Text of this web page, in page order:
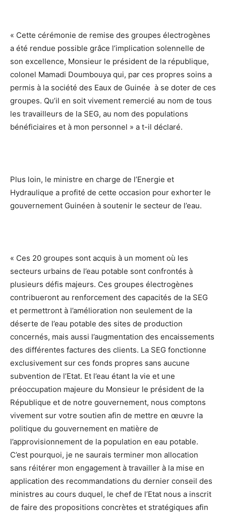
« Cette cérémonie de remise des groupes électrogènes
a été rendue possible grâce l’implication solennelle de
son excellence, Monsieur le président de la république,
colonel Mamadi Doumbouya qui, par ces propres soins a
permis à la société des Eaux de Guinée à se doter de ces
groupes. Qu’il en soit vivement remercié au nom de tous
les travailleurs de la SEG, au nom des populations
bénéficiaires et à mon personnel » a t-il déclaré.
Plus loin, le ministre en charge de l’Energie et
Hydraulique a profité de cette occasion pour exhorter le
gouvernement Guinéen à soutenir le secteur de l’eau.
« Ces 20 groupes sont acquis à un moment où les
secteurs urbains de l’eau potable sont confrontés à
plusieurs défis majeurs. Ces groupes électrogènes
contribueront au renforcement des capacités de la SEG
et permettront à l’amélioration non seulement de la
déserte de l’eau potable des sites de production
concernés, mais aussi l’augmentation des encaissements
des différentes factures des clients. La SEG fonctionne
exclusivement sur ces fonds propres sans aucune
subvention de l’Etat. Et l’eau étant la vie et une
préoccupation majeure du Monsieur le président de la
République et de notre gouvernement, nous comptons
vivement sur votre soutien afin de mettre en œuvre la
politique du gouvernement en matière de
l’approvisionnement de la population en eau potable.
C’est pourquoi, je ne saurais terminer mon allocation
sans réitérer mon engagement à travailler à la mise en
application des recommandations du dernier conseil des
ministres au cours duquel, le chef de l’Etat nous a inscrit
de faire des propositions concrètes et stratégiques afin